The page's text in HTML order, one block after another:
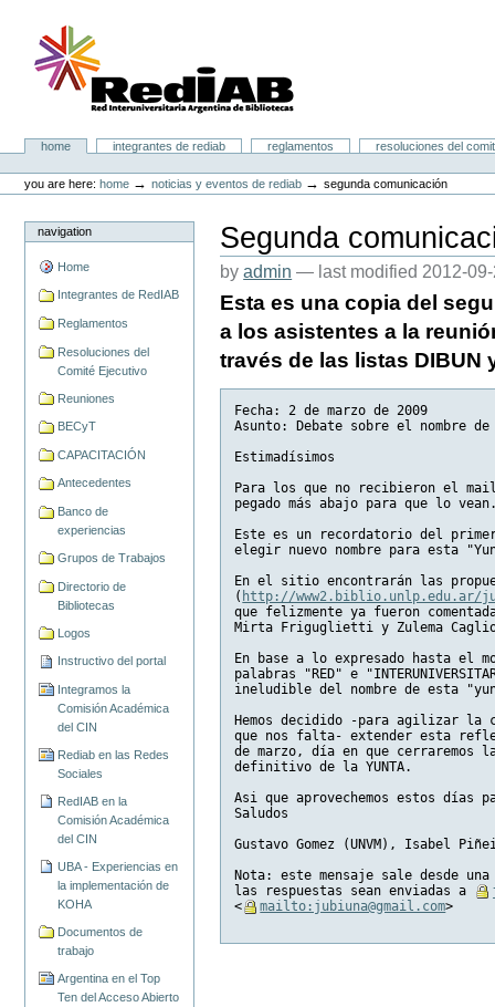
content.
Portal RedIAB
Sectionshome integrantes de rediab reglamentos
resoluciones del
tools
you are here: home →noticias y eventos de rediab →segunda comunicación
navigation
Home
Integrantes de RedIAB
Reglamentos
Resoluciones del
Comité Ejecutivo
Reuniones
BECyT
CAPACITACIÓN
Antecedentes
Banco de
experiencias
Grupos de Trabajos
Directorio de
Bibliotecas
Logos
Instructivo del portal
Integramos la
Comisión Académica
del CIN
Rediab en las Redes
Sociales
RedIAB en la
Comisión Académica
del CIN
UBA - Experiencias en
la implementación de
KOHA
Documentos de
trabajo
Argentina en el Top
Ten del Acceso Abierto
Segunda
byadmin — last modified 2012-
Esta es una copia del
a los asistentes a la
través de las listas DIBUN
Fecha: 2 de marzo de 2009
Asunto: Debate sobre el nombre
Estimadísimos
Para los que no recibieron el mail
pegado más abajo para que lo
Este es un recordatorio del
elegir nuevo nombre para esta
En el sitio encontrarán las
( http://www2.biblio.unlp.edu.ar/
que felizmente ya fueron
Mirta Friguglietti y Zulema
En base a lo expresado hasta el
palabras "RED" e
ineludible del nombre de esta
Hemos decidido -para agilizar la
que nos falta- extender esta
de marzo, día en que cerraremos
definitivo de la YUNTA.
Asi que aprovechemos estos días
Saludos
Gustavo Gomez (UNVM), Isabel
Nota: este mensaje sale desde
las respuestas sean enviadas a
<
mailto:jubiuna@gmail.com>